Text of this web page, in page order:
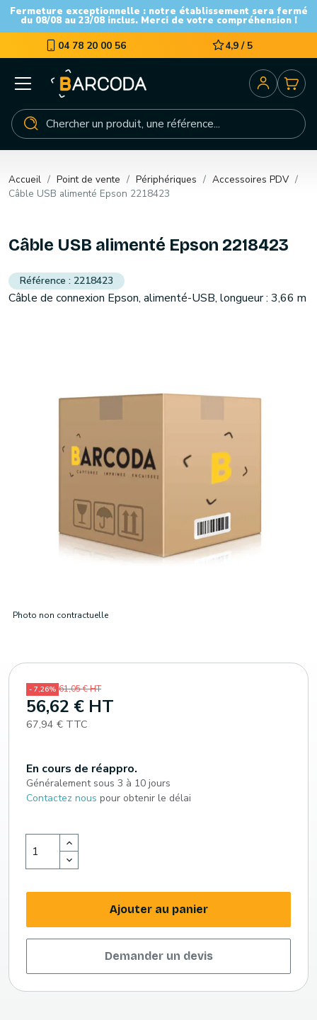
Fermeture exceptionnelle : notre établissement sera fermé
du 08/08 au 23/08 inclus. Merci de votre compréhension !
04 78 20 00 56 4,9 / 5
Accueil Point de vente Périphériques
Accessoires PDV
Câble USB alimenté Epson 2218423
Photo non contractuelle
Câble USB alimenté Epson 2218423
2218423
Câble de connexion Epson, alimenté-USB, longueur : 3,66 m
- 7,26% 61,05 € HT
56,62 € HT
67,94 € TTC
En cours de réappro.
Généralement sous 3 à 10 jours
Contactez nous pour obtenir le délai
Ajouter au panier
Demander un devis